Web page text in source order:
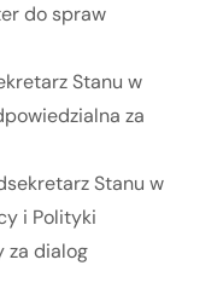
do spraw
Stanu w
za
Stanu w
i Polityki
za dialog